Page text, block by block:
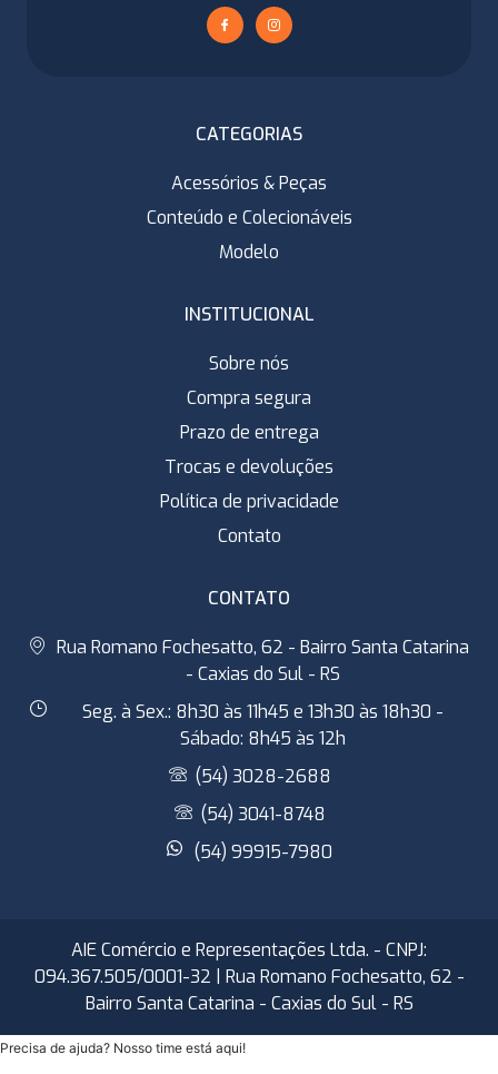
CATEGORIAS
Acessórios & Peças
Conteúdo e Colecionáveis
Modelo
INSTITUCIONAL
Sobre nós
Compra segura
Prazo de entrega
Trocas e devoluções
Política de privacidade
Contato
CONTATO
Rua Romano Fochesatto, 62 - Bairro Santa Catarina
- Caxias do Sul - RS
Seg. à Sex.: 8h30 às 11h45 e 13h30 às 18h30 -
Sábado: 8h45 às 12h
(54) 3028-2688
(54) 3041-8748
(54) 99915-7980
AIE Comércio e Representações Ltda. - CNPJ:
094.367.505/0001-32 | Rua Romano Fochesatto, 62 -
Bairro Santa Catarina - Caxias do Sul - RS
Precisa de ajuda? Nosso time está aqui!